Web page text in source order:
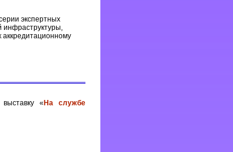
экспертных
инфраструктуры,
аккредитационному
выставку « На службе